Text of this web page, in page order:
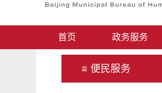
首页 政务服务
≡ 便民服务